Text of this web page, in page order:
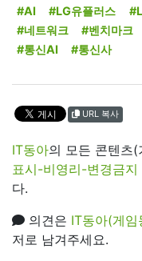
#AI #LG유플러스
#네트워크
#벤치마크
#통신AI
#통신사
URL 복사
IT동아의 모든 콘텐츠(
표시-비영리-변경금지
다.
의견은 IT동아(게
저로 남겨주세요.